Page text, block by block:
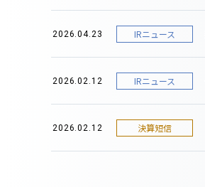
2026.04.23 IRニュース
2026.02.12 IRニュース
2026.02.12 決算短信